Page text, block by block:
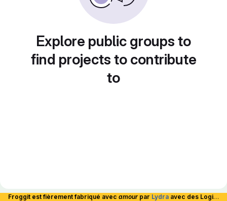
Explore public groups to
find projects to contribute
to
Froggit est fièrement fabriqué avec amour par Lydra avec des Logiciels Libres et hébergé en